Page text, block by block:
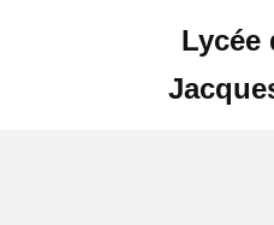
Lycée